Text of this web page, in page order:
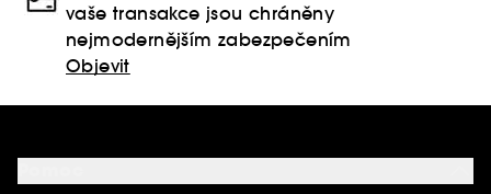
vaše transakce jsou chráněny
nejmodernějším zabezpečením
Objevit